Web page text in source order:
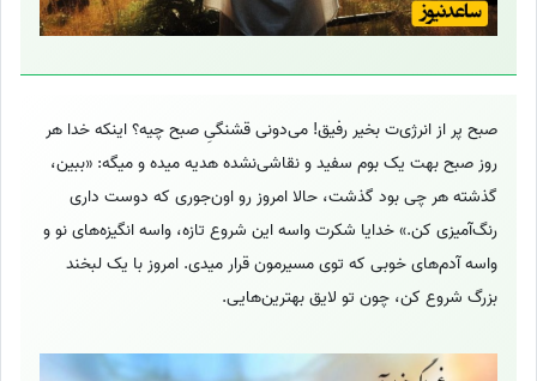
صبح پر از انرژی‌ت بخیر رفیق! می‌دونی قشنگیِ صبح چیه؟ اینکه خدا هر
روز صبح بهت یک بوم سفید و نقاشی‌نشده هدیه میده و میگه: «ببین،
گذشته هر چی بود گذشت، حالا امروز رو اون‌جوری که دوست داری
رنگ‌آمیزی کن.» خدایا شکرت واسه این شروع تازه، واسه انگیزه‌های نو و
واسه آدم‌های خوبی که توی مسیرمون قرار میدی. امروز با یک لبخند
بزرگ شروع کن، چون تو لایق بهترین‌هایی.